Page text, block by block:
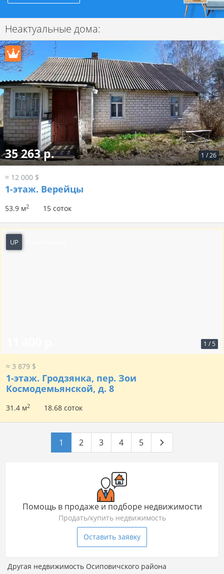
Неактуальные дома:
1 /26
35 263 р.
≈ 12 000 $
1-этаж. Верейцы
53.9 м2 15 соток
UP
1 /5
≈ 3 879 $
1-этаж. Гродзянка, пер. Зои
Космодемьянской, д. 8
31.4 м2 18.68 соток
1 2 3 4 5
Помощь в продаже и подборе недвижимости
Продать/купить недвижимость
Оставить заявку
Другая недвижимость Осиповичского района